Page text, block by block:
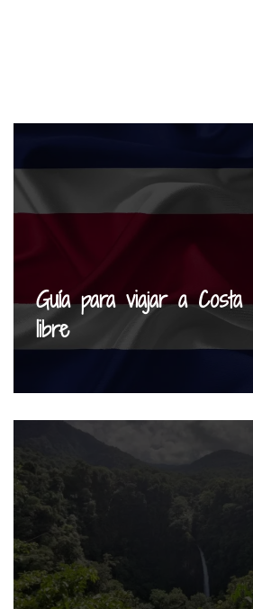
Guía para viajar a
libre